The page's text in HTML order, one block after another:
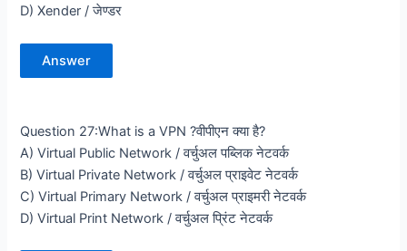
D) Xender / जेण्डर
Answer
Question 27:What is a VPN ?वीपीएन क्या है?
A) Virtual Public Network / वर्चुअल पब्लिक नेटवर्क
B) Virtual Private Network / वर्चुअल प्राइवेट नेटवर्क
C) Virtual Primary Network / वर्चुअल प्राइमरी नेटवर्क
D) Virtual Print Network / वर्चुअल प्रिंट नेटवर्क